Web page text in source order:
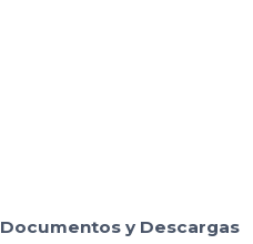
Documentos y Descargas